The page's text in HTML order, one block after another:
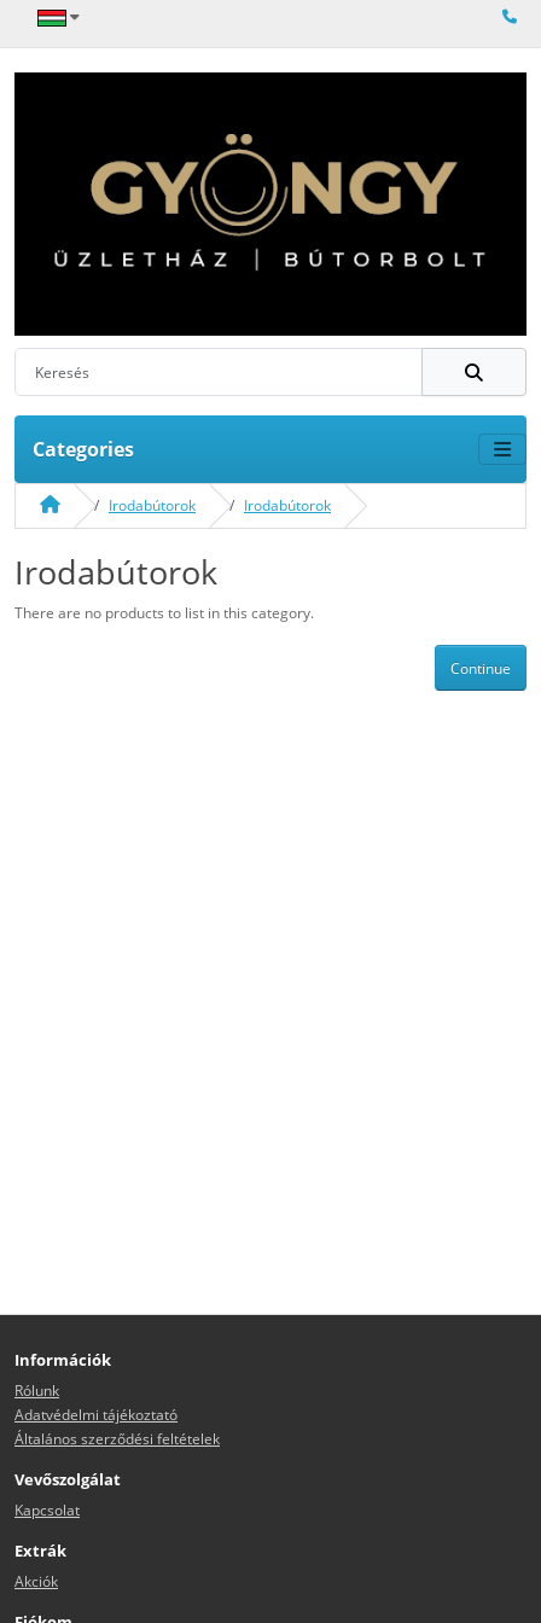
Categories
Irodabútorok Irodabútorok
Irodabútorok
There are no products to list in this category.
Continue
Információk
Rólunk
Adatvédelmi tájékoztató
Általános szerződési feltételek
Vevőszolgálat
Kapcsolat
Extrák
Akciók